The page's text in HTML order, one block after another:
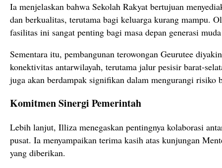
Ia menjelaskan bahwa Sekolah Rakyat bertujuan
dan berkualitas, terutama bagi keluarga kurang mampu.
fasilitas ini sangat penting bagi masa depan generasi
Sementara itu, pembangunan terowongan Geurutee
konektivitas antarwilayah, terutama jalur pesisir barat-
juga akan berdampak signifikan dalam mengurangi risiko
Komitmen Sinergi Pemerintah
Lebih lanjut, Illiza menegaskan pentingnya kolaborasi
pusat. Ia menyampaikan terima kasih atas kunjungan
yang diberikan.